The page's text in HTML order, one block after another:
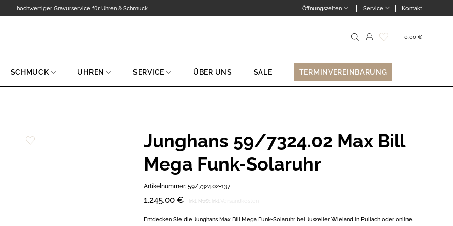
hochwertiger Gravurservice für Uhren & Schmuck Öffnungszeiten Service Kontakt
Suche
0,00€
SCHMUCK UHREN SERVICE ÜBER UNS SALE TERMINVEREINBARUNG
Junghans 59/7324.02 Max Bill
Mega Funk-Solaruhr
Artikelnummer: 59/7324.02-137
1.245,00 € inkl. MwSt. inkl.
Entdecken Sie die Junghans Max Bill Mega Funk-Solaruhr bei Juwelier Wieland in Pullach oder online.